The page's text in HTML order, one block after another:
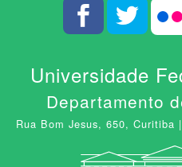
Universidade
Departamento
Rua Bom Jesus, 650,